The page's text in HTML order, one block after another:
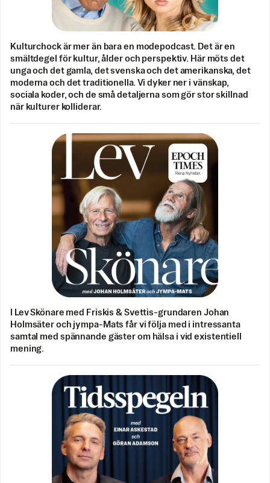
Kulturchock är mer än bara en modepodcast. Det är en
smältdegel för kultur, ålder och perspektiv. Här möts det
unga och det gamla, det svenska och det amerikanska, det
moderna och det traditionella. Vi dyker ner i vänskap,
sociala koder, och de små detaljerna som gör stor skillnad
när kulturer kolliderar.
I Lev Skönare med Friskis & Svettis-grundaren Johan
Holmsäter och jympa-Mats får vi följa med i intressanta
samtal med spännande gäster om hälsa i vid existentiell
mening.